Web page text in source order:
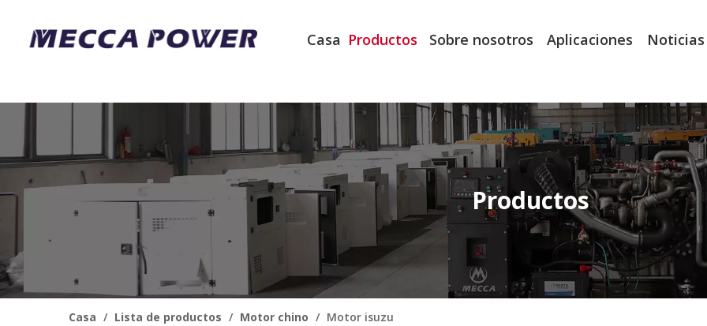
Casa Productos Sobre nosotros Aplicaciones
Productos
Casa / Lista de productos / Motor chino / Motor isuzu